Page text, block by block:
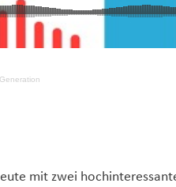
mit zwei